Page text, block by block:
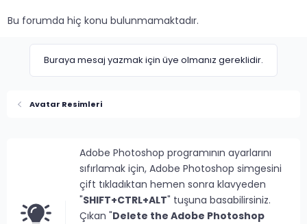
Bu forumda hiç konu bulunmamaktadır.
Buraya mesaj yazmak için üye olmanız gereklidir.
Avatar Resimleri
Adobe Photoshop programının ayarlarını
sıfırlamak için, Adobe Photoshop simgesini
çift tıkladıktan hemen sonra klavyeden
"SHIFT+CTRL+ALT" tuşuna basabilirsiniz.
Çıkan "Delete the Adobe Photoshop